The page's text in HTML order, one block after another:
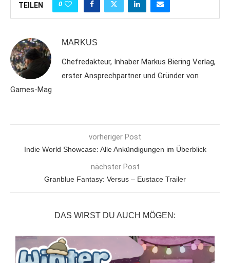
TEILEN 0
MARKUS
Chefredakteur, Inhaber Markus Biering Verlag,
erster Ansprechpartner und Gründer von
Games-Mag
vorheriger Post
Indie World Showcase: Alle Ankündigungen im Überblick
nächster Post
Granblue Fantasy: Versus – Eustace Trailer
DAS WIRST DU AUCH MÖGEN: